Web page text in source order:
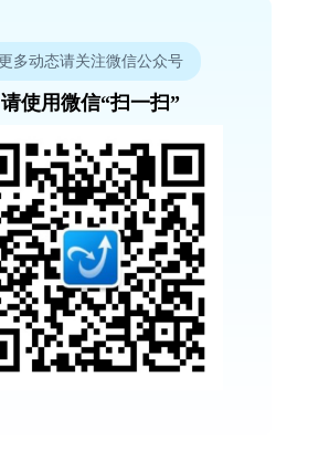
多动态请关注微信公众号
请使用微信“扫一扫”